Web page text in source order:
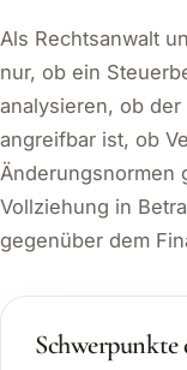
Als Rechtsanwalt
nur, ob ein
analysieren, ob
angreifbar ist, ob
Änderungsnormen
Vollziehung in
gegenüber dem
Schwerpunkte